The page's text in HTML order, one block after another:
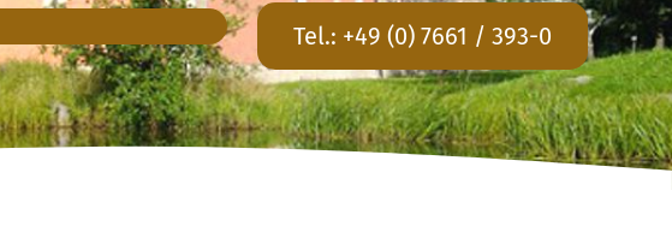
Tel.: +49 (0) 7661 / 393-0